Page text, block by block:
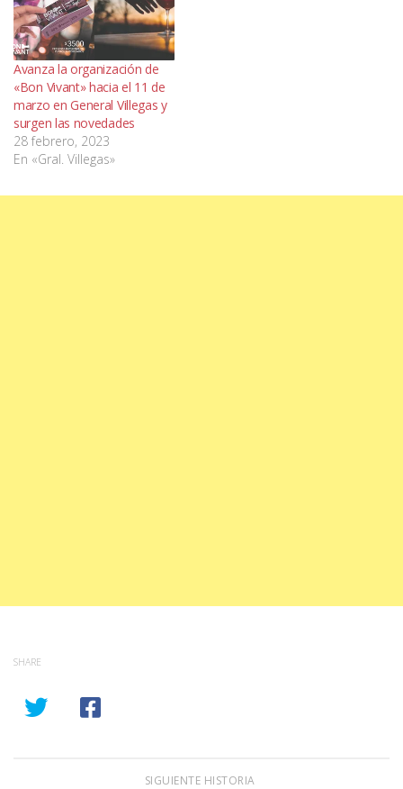
Avanza la organización de
«Bon Vivant» hacia el 11 de
marzo en General Villegas y
surgen las novedades
28 febrero, 2023
En «Gral. Villegas»
SHARE
SIGUIENTE HISTORIA